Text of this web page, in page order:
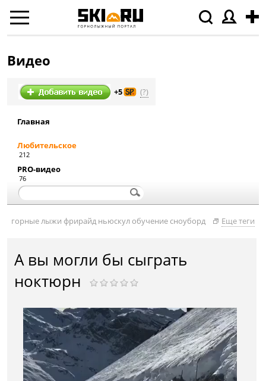
Видео
+5 (?)
Главная
Любительское
212
PRO-видео
76
горные лыжи фрирайд ньюскулобучениесноуборд Еще теги
А вы могли бы сыграть
ноктюрн